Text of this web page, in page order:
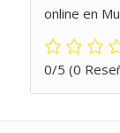
online en
0/5 (0